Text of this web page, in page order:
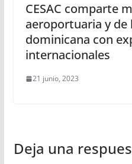
CESAC comparte
aeroportuaria y de
dominicana con
internacionales
21 junio, 2023
Deja una